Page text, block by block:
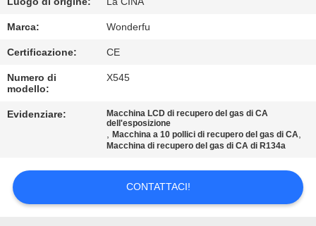
CONTATTICI
RICHIEDA
UNA
CITAZIONE
MAPPA
DEL
SITO
Marca: Wonderfu
Certificazione: CE
Numero di
modello:
X545
Evidenziare:
Macchina LCD di recupero del gas di CA
dell'esposizione
,Macchina a 10 pollici di recupero del gas di CA,
Macchina di recupero del gas di CA di R134a
CONTATTACI!